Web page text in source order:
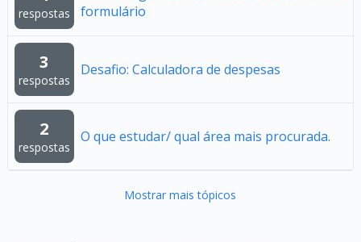
respostas
formulário
3
respostas
Desafio: Calculadora de despesas
2
respostas
O que estudar/ qual área mais procurada.
Mostrar mais tópicos